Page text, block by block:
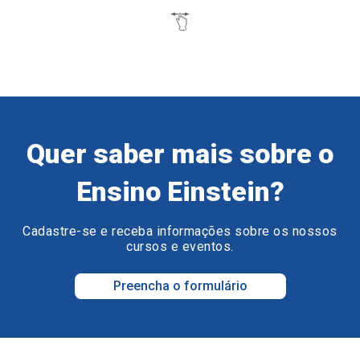
Quer saber mais sobre o
Ensino Einstein?
Cadastre-se e receba informações sobre os nossos
cursos e eventos.
Preencha o formulário